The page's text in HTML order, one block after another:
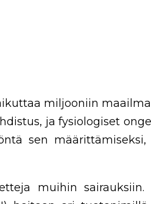
miljooniin
ja fysiologiset
sen
muihin sairauksiin.